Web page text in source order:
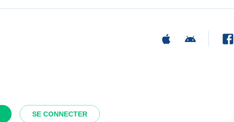
SE CONNECTER